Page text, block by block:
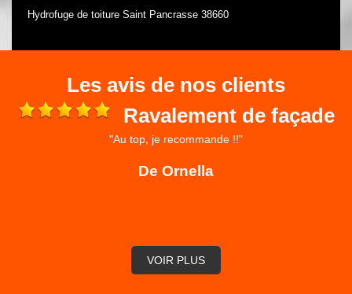
Hydrofuge de toiture Saint Pancrasse 38660
Les avis de nos clients
Ravalement de façade
"Au top, je recommande !!"
De Ornella
VOIR PLUS